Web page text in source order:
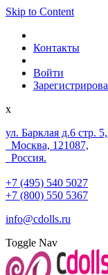
Skip to Content
Контакты
Войти
x
ул. Барклая д.6 стр.
Москва, 121087,
Россия.
+7 (495) 540 5027
+7 (800) 550 5367
info@cdolls.ru
Toggle Nav